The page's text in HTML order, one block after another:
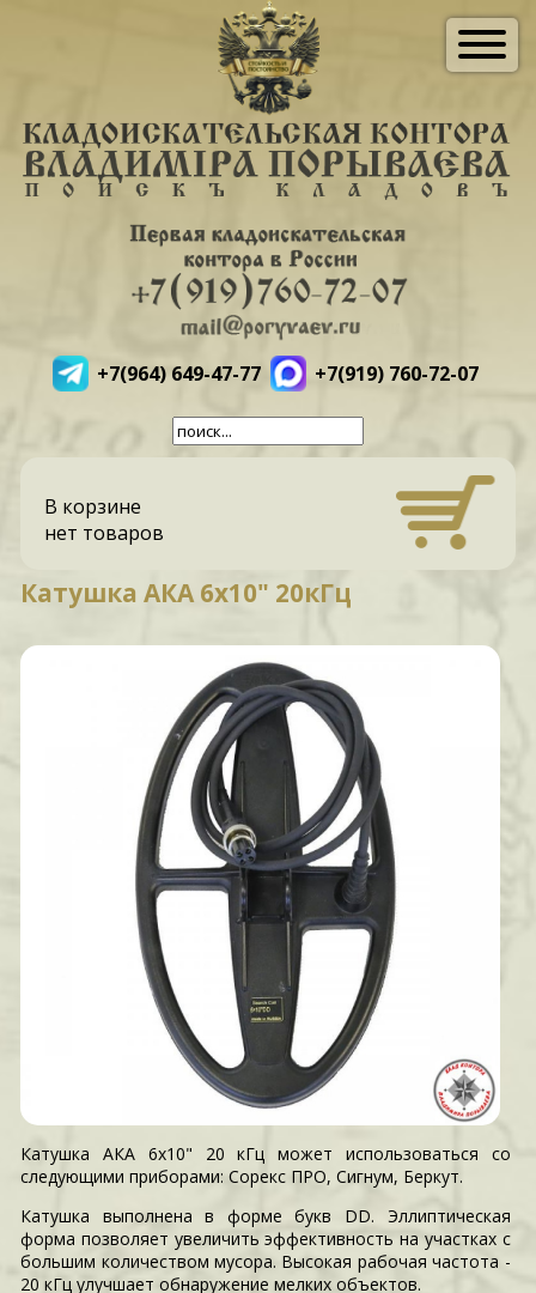
+7(964) 649-47-77 +7(919) 760-72-07
В корзине
нет товаров
Катушка АКА 6х10" 20кГц
Катушка АКА 6х10" 20 кГц может использоваться со
следующими приборами: Сорекс ПРО, Сигнум, Беркут.
Катушка выполнена в форме букв DD. Эллиптическая
форма позволяет увеличить эффективность на участках с
большим количеством мусора. Высокая рабочая частота -
20 кГц улучшает обнаружение мелких объектов.